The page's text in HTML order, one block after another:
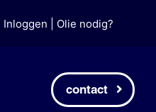
Inloggen Olie nodig?
contact